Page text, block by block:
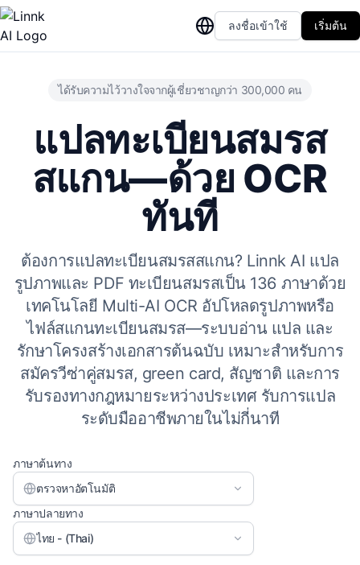
ลงชื่อเข้าใช้ เริ่มต้น
ได้รับความไว้วางใจจากผู้เชี่ยวชาญกว่า 300,000 คน
แปลทะเบียนสมรส
สแกน—ด้วย OCR
ทันที
ต้องการแปลทะเบียนสมรสสแกน? Linnk AI แปล
รูปภาพและ PDF ทะเบียนสมรสเป็น 136 ภาษาด้วย
เทคโนโลยี Multi-AI OCR อัปโหลดรูปภาพหรือ
ไฟล์สแกนทะเบียนสมรส—ระบบอ่าน แปล และ
รักษาโครงสร้างเอกสารต้นฉบับ เหมาะสำหรับการ
สมัครวีซ่าคู่สมรส, green card, สัญชาติ และการ
รับรองทางกฎหมายระหว่างประเทศ รับการแปล
ระดับมืออาชีพภายในไม่กี่นาที
ภาษาต้นทาง
ตรวจหาอัตโนมัติ
ภาษาปลายทาง
ไทย - (Thai)